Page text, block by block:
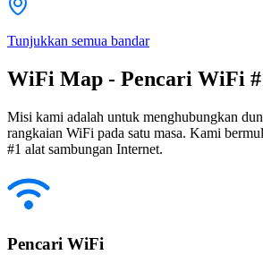
Tunjukkan semua bandar
WiFi Map - Pencari WiFi
Misi kami adalah untuk menghubungkan
rangkaian WiFi pada satu masa. Kami
#1 alat sambungan Internet.
Pencari WiFi